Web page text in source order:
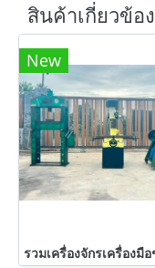
สินค้าเกี่ยวข้อง
New